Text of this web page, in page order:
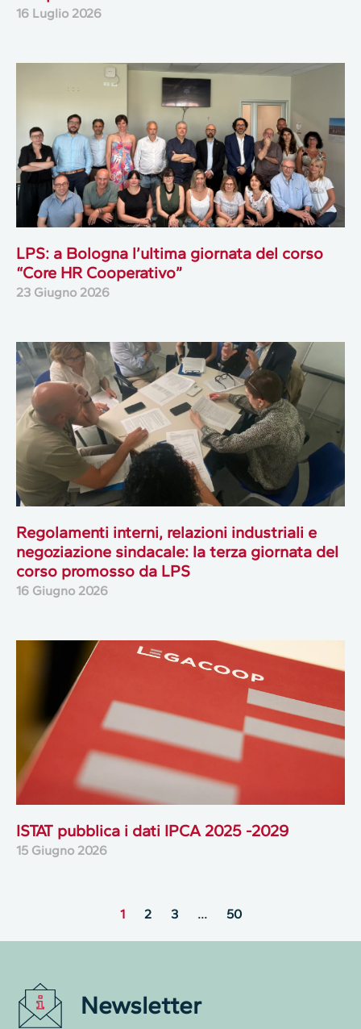
16 Luglio 2026
LPS: a Bologna l’ultima giornata del corso
“Core HR Cooperativo”
23 Giugno 2026
Regolamenti interni, relazioni industriali e
negoziazione sindacale: la terza giornata del
corso promosso da LPS
16 Giugno 2026
ISTAT pubblica i dati IPCA 2025 -2029
15 Giugno 2026
1 2 3 … 50
Newsletter